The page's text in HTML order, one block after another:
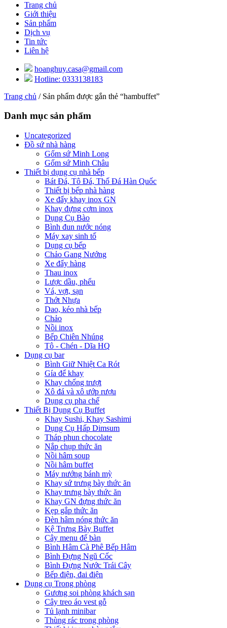
Trang chủ
Giới thiệu
Sản phẩm
Dịch vụ
Tin tức
Liên hệ
hoanghuy.casa@gmail.com
Hotline: 0333138183
Trang chủ / Sản phẩm được gắn thẻ “hambuffet”
Danh mục sản phẩm
Uncategorized
Đồ sứ nhà hàng
Gốm sứ Minh Long
Gốm sứ Minh Châu
Thiết bị dụng cụ nhà bếp
Bát Đá, Tô Đá, Thố Đá Hàn Quốc
Thiết bị bếp nhà hàng
Xe đẩy khay inox GN
Khay đựng cơm inox
Dụng Cụ Bào
Bình đun nước nóng
Máy xay sinh tố
Dụng cụ bếp
Chảo Gang Nướng
Xe đẩy hàng
Thau inox
Lược dầu, phểu
Vá, vợt, sạn
Thớt Nhựa
Dao, kéo nhà bếp
Chảo
Nồi inox
Bếp Chiên Nhúng
Tô - Chén - Dĩa HQ
Dụng cụ bar
Bình Giữ Nhiệt Ca Rót
Gía để khay
Khay chống trượt
Xô đá và xô ướp rượu
Dụng cụ pha chế
Thiết Bị Dụng Cụ Buffet
Khay Sushi, Khay Sashimi
Dụng Cụ Hấp Dimsum
Tháp phun chocolate
Nắp chụp thức ăn
Nồi hâm soup
Nồi hâm buffet
Máy nướng bánh mỳ
Khay sứ trưng bày thức ăn
Khay trưng bày thức ăn
Khay GN đựng thức ăn
Kẹp gắp thức ăn
Đèn hâm nóng thức ăn
Kệ Trưng Bày Buffet
Cây menu để bàn
Bình Hâm Cà Phê Bếp Hâm
Bình Đựng Ngũ Cốc
Bình Đựng Nước Trái Cây
Bếp điện, đai điện
Dụng cụ Trong phòng
Gương soi phòng khách sạn
Cây treo áo vest gỗ
Tủ lạnh minibar
Thùng rác trong phòng